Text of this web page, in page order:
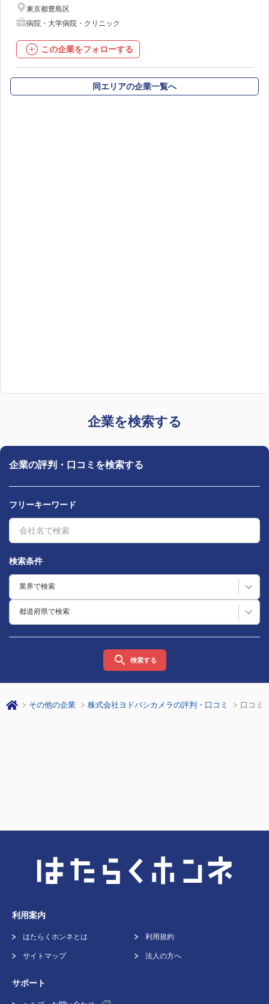
東京都豊島区
病院・大学病院・クリニック
この企業をフォローする
同エリアの企業一覧へ
企業を検索する
企業の評判・口コミを検索する
フリーキーワード
検索条件
業界で検索
都道府県で検索
検索する
その他の企業 株式会社ヨドバシカメラの評判・口コミ 口コミ
利用案内
はたらくホンネとは 利用規約
サイトマップ 法人の方へ
サポート